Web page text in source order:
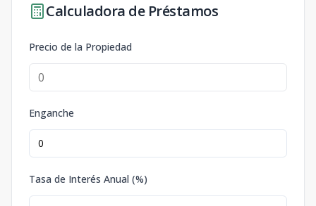
Calculadora de Préstamos
Precio de la Propiedad
Enganche
Tasa de Interés Anual (%)